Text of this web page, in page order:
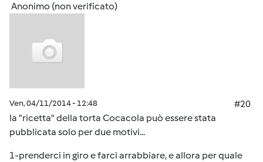
Anonimo (non verificato)
Ven, 04/11/2014 - 12:48
#20
la "ricetta" della torta Cocacola può essere stata
pubblicata solo per due motivi...
1-prenderci in giro e farci arrabbiare, e allora per quale